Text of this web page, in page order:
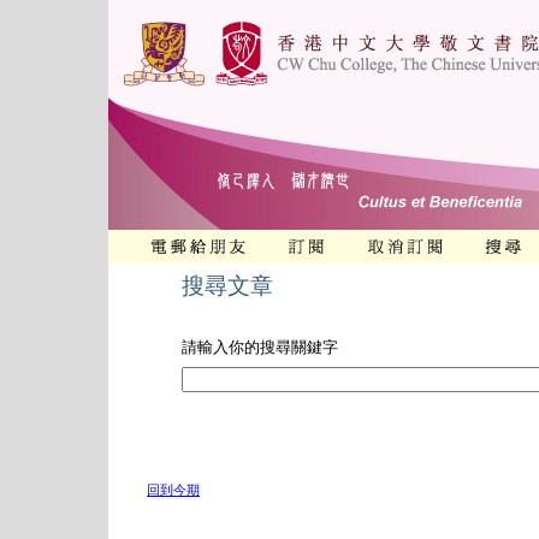
搜尋文章
請輸入你的搜尋關鍵字
回到今期